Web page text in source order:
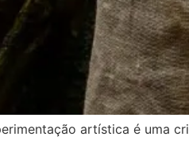
artística é uma